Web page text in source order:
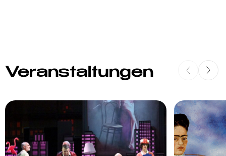
Veranstaltungen